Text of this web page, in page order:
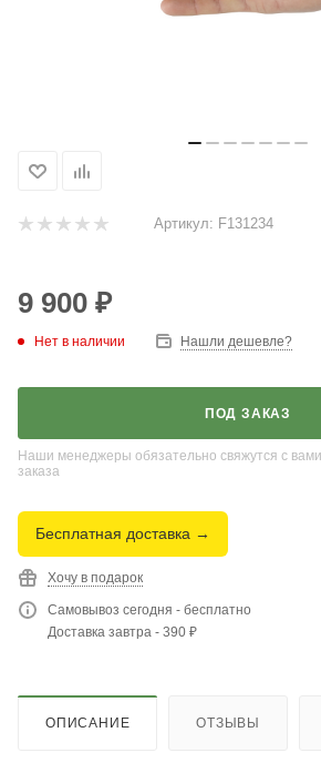
Артикул: F131234
9 900 ₽
Нет в наличии Нашли дешевле?
ПОД ЗАКАЗ
Наши менеджеры обязательно свяжутся с вами
заказа
Бесплатная доставка →
Хочу в подарок
Самовывоз сегодня - бесплатно
Доставка завтра - 390 ₽
ОПИСАНИЕ ОТЗЫВЫ